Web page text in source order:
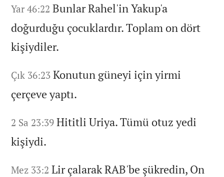
Yar 46:22 Bunlar Rahel'in Yakup'a
doğurduğu çocuklardır.Toplam on dört
kişiydiler.
Çık 36:23 Konutun güneyi için yirmi
çerçeve yaptı.
2 Sa 23:39 Hititli Uriya.Tümü otuz yedi
kişiydi.
Mez 33:2 Lir çalarak RAB'be şükredin, On